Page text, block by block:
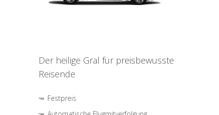
Der heilige Gral für preisbewusste
Reisende
Festpreis